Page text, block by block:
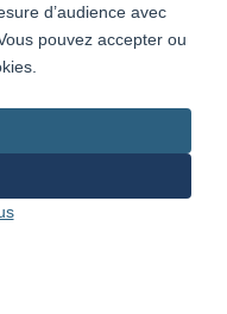
d’audience avec
pouvez accepter ou
1
20